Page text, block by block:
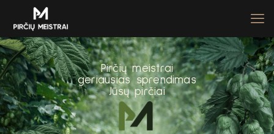
Pirčių meistrai
geriausias sprendimas
Jūsų pirčiai